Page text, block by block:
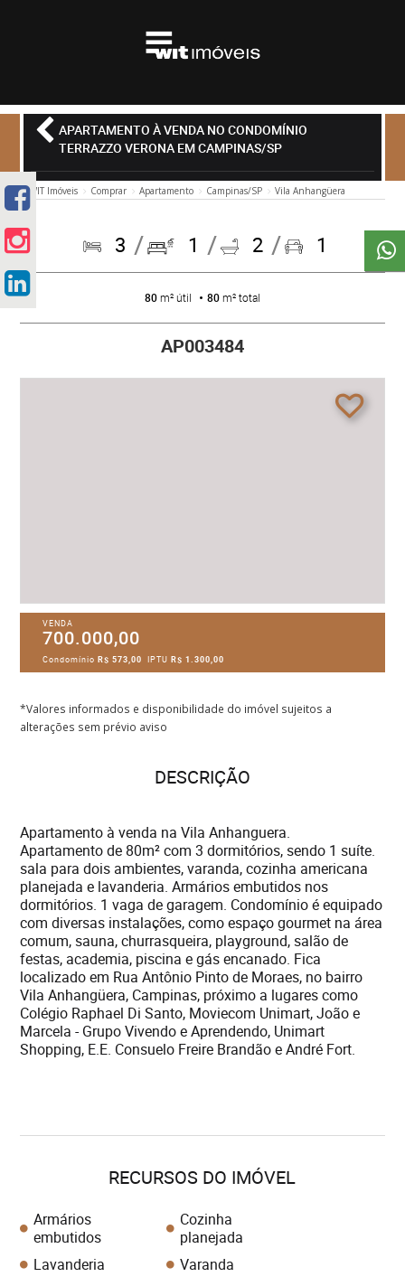
APARTAMENTO À VENDA NO CONDOMÍNIO
TERRAZZO VERONA EM CAMPINAS/SP
WIT Imóveis Comprar Apartamento Campinas/SP Vila Anhangüera
3 1 2 1
80m² útil 80m² total
AP003484
VENDA
700.000,00
CondomínioR$ 573,00 IPTUR$ 1.300,00
*Valores informados e disponibilidade do imóvel sujeitos a
alterações sem prévio aviso
DESCRIÇÃO
Apartamento à venda na Vila Anhanguera.
Apartamento de 80m² com 3 dormitórios, sendo 1 suíte.
sala para dois ambientes, varanda, cozinha americana
planejada e lavanderia. Armários embutidos nos
dormitórios. 1 vaga de garagem. Condomínio é equipado
com diversas instalações, como espaço gourmet na área
comum, sauna, churrasqueira, playground, salão de
festas, academia, piscina e gás encanado. Fica
localizado em Rua Antônio Pinto de Moraes, no bairro
Vila Anhangüera, Campinas, próximo a lugares como
Colégio Raphael Di Santo, Moviecom Unimart, João e
Marcela - Grupo Vivendo e Aprendendo, Unimart
Shopping, E.E. Consuelo Freire Brandão e André Fort.
RECURSOS DO IMÓVEL
Armários
embutidos
Cozinha
planejada
Lavanderia
Varanda